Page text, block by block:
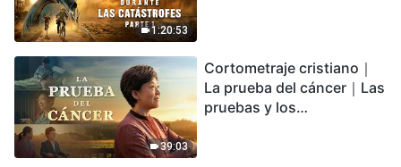
1:20:53
encontrarás refugio?
39:03
Cortometraje cristiano｜
La prueba del cáncer｜Las
pruebas y los